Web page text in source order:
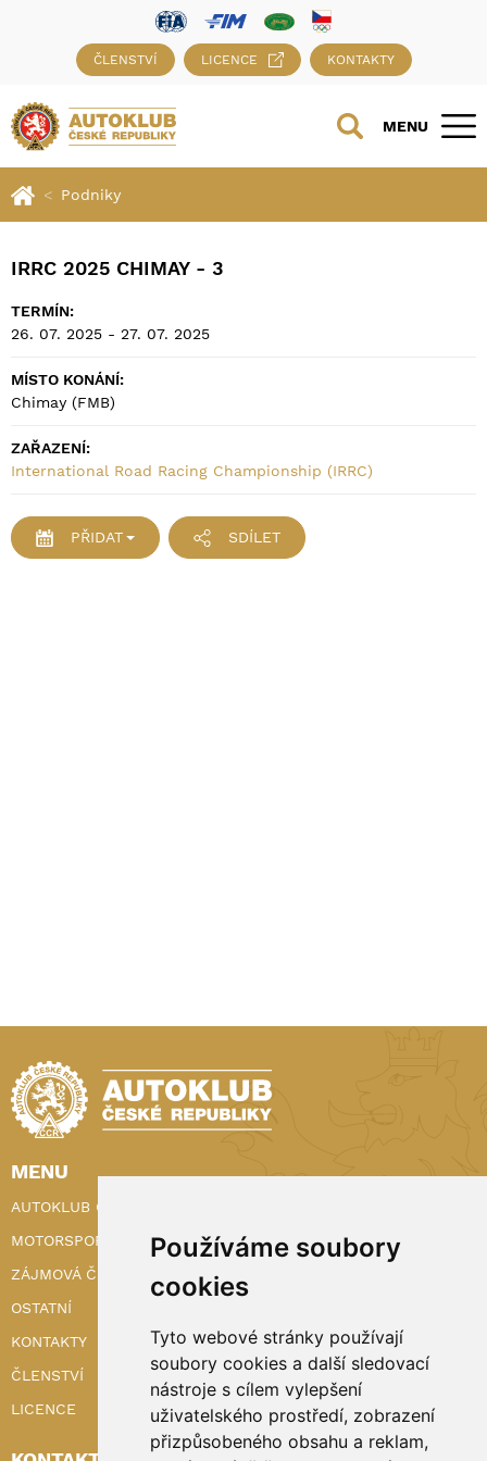
Používáme soubory
cookies
Tyto webové stránky používají
soubory cookies a další sledovací
nástroje s cílem vylepšení
uživatelského prostředí, zobrazení
přizpůsobeného obsahu a reklam,
ČLENSTVÍ LICENCE KONTAKTY
MENU
Podniky
IRRC 2025 CHIMAY - 3
TERMÍN:
26. 07. 2025 - 27. 07. 2025
MÍSTO KONÁNÍ:
Chimay (FMB)
ZAŘAZENÍ:
International Road Racing Championship (IRRC)
PŘIDAT SDÍLET
MENU
AUTOKLUB ČR
MOTORSPORT
ZÁJMOVÁ ČINNOST
OSTATNÍ
KONTAKTY
ČLENSTVÍ
LICENCE